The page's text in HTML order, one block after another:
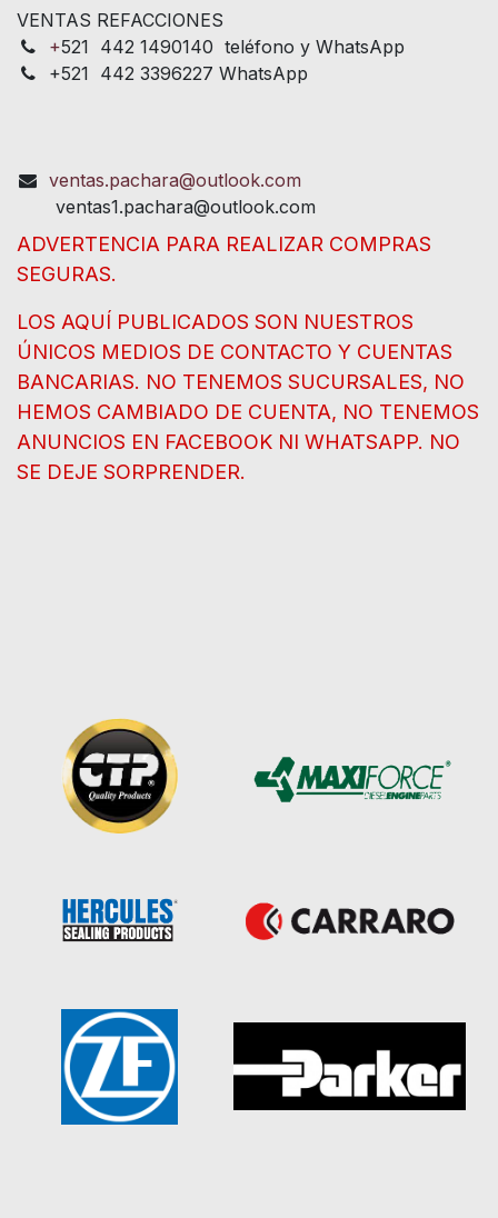
VENTAS REFACCIONES
+521 442 1490140 teléfono y WhatsApp
+521 442 3396227 WhatsApp
ventas.pachara@outlook.com
ventas1.pachara@outlook.com
ADVERTENCIA PARA REALIZAR COMPRAS
SEGURAS.
LOS AQUÍ PUBLICADOS SON NUESTROS
ÚNICOS MEDIOS DE CONTACTO Y CUENTAS
BANCARIAS. NO TENEMOS SUCURSALES, NO
HEMOS CAMBIADO DE CUENTA, NO TENEMOS
ANUNCIOS EN FACEBOOK NI WHATSAPP. NO
SE DEJE SORPRENDER.